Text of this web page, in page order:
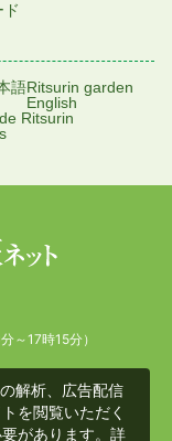
語Ritsurin garden
English
Ritsurin
～17時15分）
解析、広告配信
を閲覧いただく
があります。詳